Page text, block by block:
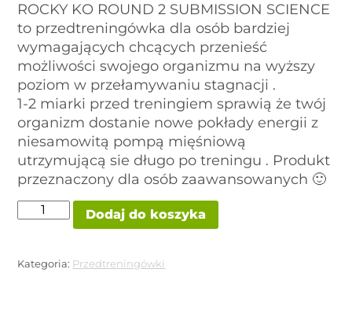
ROCKY KO ROUND 2 SUBMISSION SCIENCE
to przedtreningówka dla osób bardziej
wymagających chcących przenieść
możliwości swojego organizmu na wyższy
poziom w przełamywaniu stagnacji .
1-2 miarki przed treningiem sprawią że twój
organizm dostanie nowe pokłady energii z
niesamowitą pompą mięśniową
utrzymującą sie długo po treningu . Produkt
przeznaczony dla osób zaawansowanych 🙂
ilość
ROCKY
2
Dodaj do koszyka
Kategoria: Przedtreningówki